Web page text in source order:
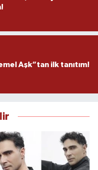
Aşk”tan ilk tanıtım!